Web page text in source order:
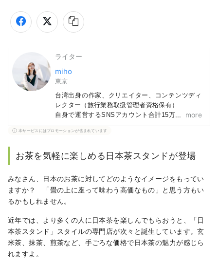
ライター
miho
東京
台湾出身の作家、クリエイター、コンテンツディ
レクター（旅行業務取扱管理者資格保有）
自身で運営するSNSアカウント合計15万人のファ
ン数を誇る。
300店舗以上取材経験から最新情報・穴場・伝統な
関する本を7冊出版している。
instagramはこちら▶@mihowang47
more
本サービスにはプロモーションが含まれています
お茶を気軽に楽しめる日本茶スタンドが登場
みなさん、日本のお茶に対してどのようなイメージをもってい
ますか？ 「畳の上に座って味わう高価なもの」と思う方もい
るかもしれません。
近年では、より多くの人に日本茶を楽しんでもらおうと、「日
本茶スタンド」スタイルの専門店が次々と誕生しています。玄
米茶、抹茶、煎茶など、手ごろな価格で日本茶の魅力が感じら
れますよ。